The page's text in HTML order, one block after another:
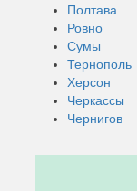
Полтава
Ровно
Сумы
Тернополь
Херсон
Черкассы
Чернигов